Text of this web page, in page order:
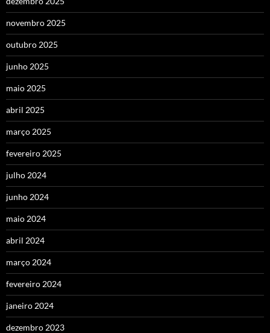
novembro 2025
outubro 2025
junho 2025
maio 2025
abril 2025
março 2025
fevereiro 2025
julho 2024
junho 2024
maio 2024
abril 2024
março 2024
fevereiro 2024
janeiro 2024
dezembro 2023